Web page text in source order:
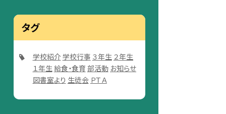
タグ
学校紹介学校行事 ３年生 ２年生
１年生 給食・食育 部活動 お知らせ
図書室より 生徒会 ＰＴＡ